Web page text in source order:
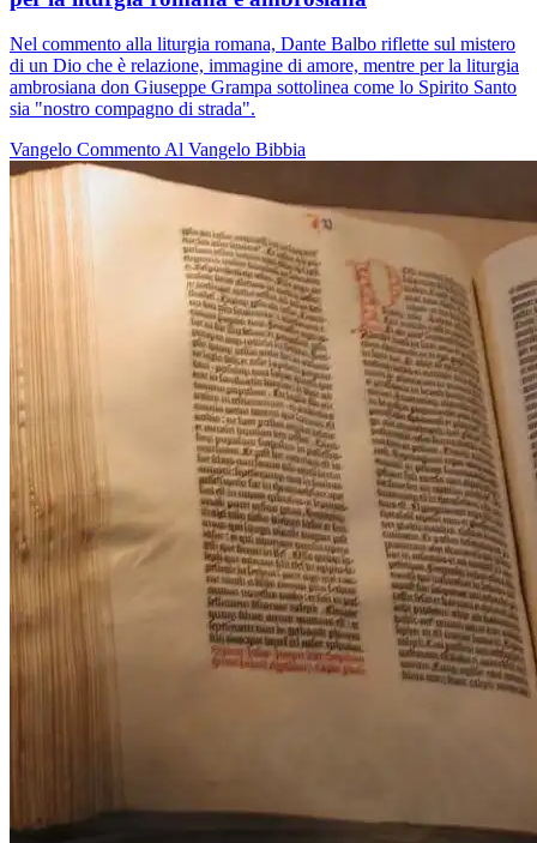
Nel commento alla liturgia romana, Dante Balbo riflette sul mistero
di un Dio che è relazione, immagine di amore, mentre per la liturgia
ambrosiana don Giuseppe Grampa sottolinea come lo Spirito Santo
sia "nostro compagno di strada".
Vangelo Commento Al Vangelo Bibbia